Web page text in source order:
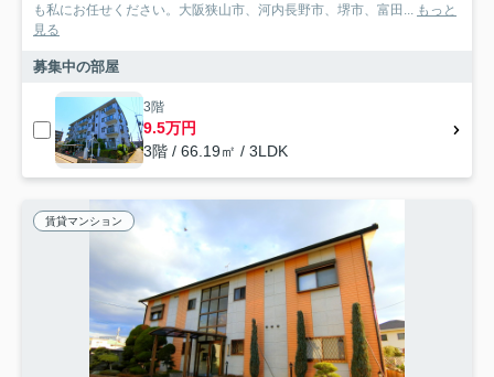
も私にお任せください。大阪狭山市、河内長野市、堺市、富田... もっと
見る
募集中の部屋
3階
9.5万円
3階 / 66.19㎡ / 3LDK
賃貸マンション